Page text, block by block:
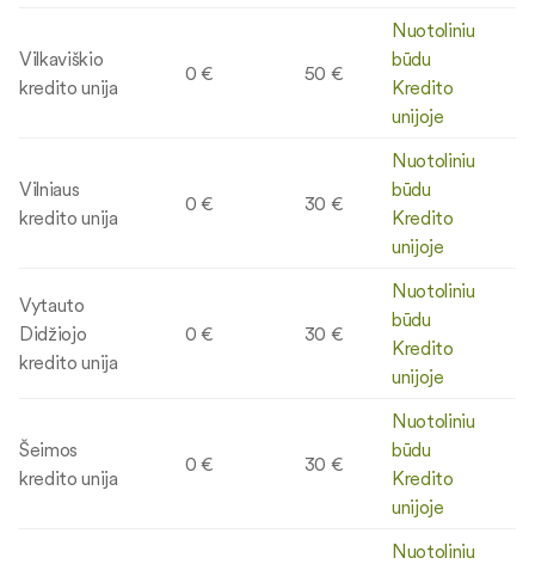
Vilkaviškio
kredito unija
0 € 50 €
Nuotoliniu
būdu
Kredito
unijoje
Vilniaus
kredito unija
0 € 30 €
Nuotoliniu
būdu
Kredito
unijoje
Vytauto
Didžiojo
kredito unija
0 € 30 €
Nuotoliniu
būdu
Kredito
unijoje
Šeimos
kredito unija
0 € 30 €
Nuotoliniu
būdu
Kredito
unijoje
Nuotoliniu